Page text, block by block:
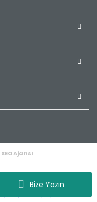
Bize Yazın
SEO Ajansı